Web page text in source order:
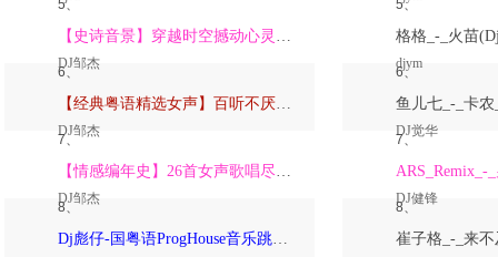
5、
【史诗音景】穿越时空撼动心灵的管弦乐【DJ邹杰】
DJ邹杰
6、
【经典粤语精选女声】百听不厌深度翻唱版【DJ邹杰】_
DJ邹杰
7、
【情感编年史】26首女声歌唱尽从暗恋到放下的全部【DJ邹杰】
DJ邹杰
8、
Dj彪仔-国粤语ProgHouse音乐跳舞街vs心要让你听见串烧Vol.39
5、
djym
6、
DJ觉华
7、
DJ健锋
8、